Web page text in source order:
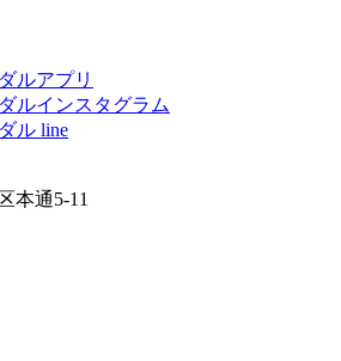
本通5-11